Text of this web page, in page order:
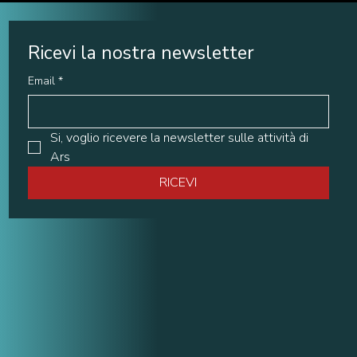
Ricevi la nostra newsletter
Email *
Si, voglio ricevere la newsletter sulle attività di
Ars
RICEVI